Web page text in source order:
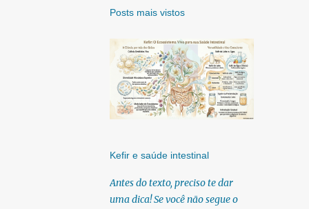
Posts mais vistos
Kefir e saúde intestinal
Antes do texto, preciso te dar
uma dica! Se você não segue o